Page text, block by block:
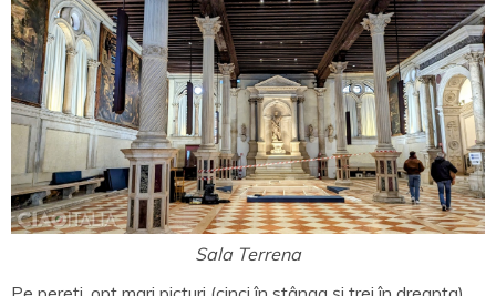
Sala Terrena